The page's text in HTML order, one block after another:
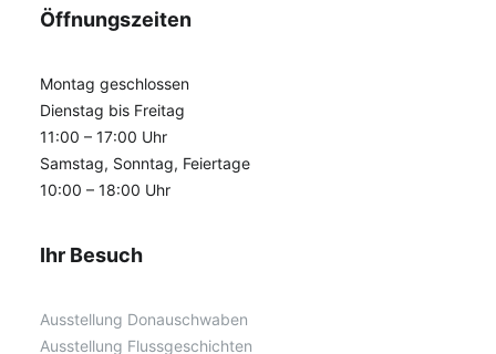
Öffnungszeiten
Montag geschlossen
Dienstag bis Freitag
11:00 – 17:00 Uhr
Samstag, Sonntag, Feiertage
10:00 – 18:00 Uhr
Ihr Besuch
Ausstellung Donauschwaben
Ausstellung Flussgeschichten